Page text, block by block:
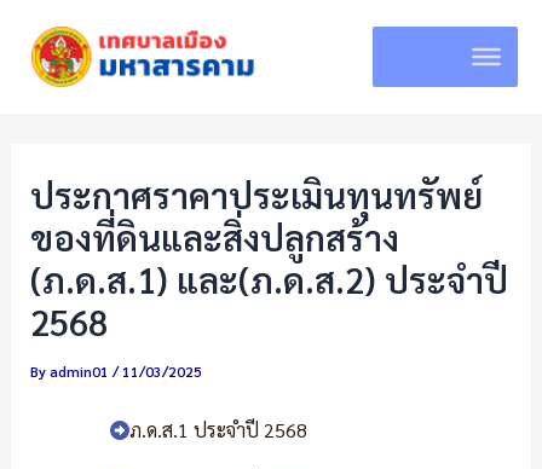
content
ประกาศราคาประเมินทุนทรัพย์
ของที่ดินและสิ่งปลูกสร้าง
(ภ.ด.ส.1) และ(ภ.ด.ส.2) ประจำปี
2568
Byadmin01/11/03/2025
ภ.ด.ส.1 ประจำปี 2568